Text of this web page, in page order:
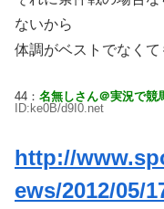
ないから
体調がベストでなく
44： 名無しさん＠実況で競
ID:ke0B/d9I0.net
http://
ews/2012/05/